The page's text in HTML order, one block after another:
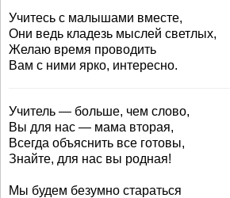
Учитесь с малышами вместе,
Они ведь кладезь мыслей светлых,
Желаю время проводить
Вам с ними ярко, интересно.
Учитель — больше, чем слово,
Вы для нас — мама вторая,
Всегда объяснить все готовы,
Знайте, для нас вы родная!
Мы будем безумно стараться